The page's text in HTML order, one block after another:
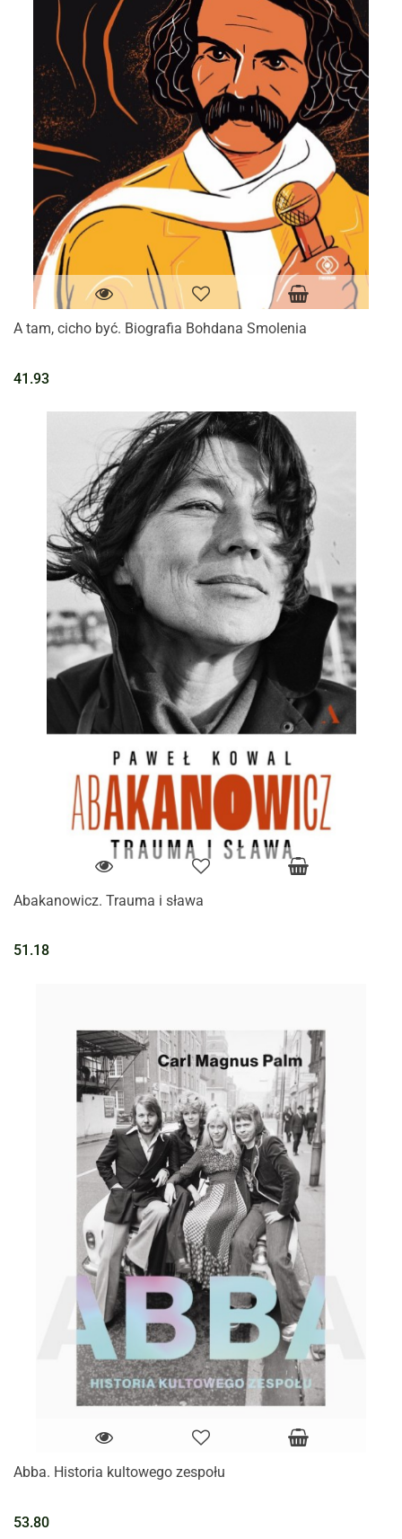
A tam, cicho być. Biografia Bohdana Smolenia
41.93
Abakanowicz. Trauma i sława
51.18
Abba. Historia kultowego zespołu
53.80